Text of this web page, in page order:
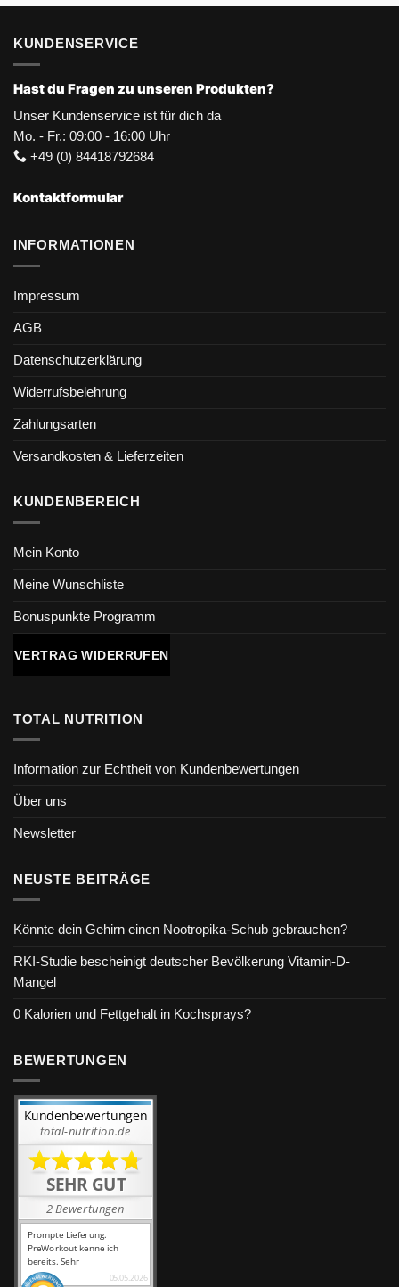
KUNDENSERVICE
Hast du Fragen zu unseren Produkten?
Unser Kundenservice ist für dich da
Mo. - Fr.: 09:00 - 16:00 Uhr
+49 (0) 84418792684
Kontaktformular
INFORMATIONEN
Impressum
AGB
Datenschutzerklärung
Widerrufsbelehrung
Zahlungsarten
Versandkosten & Lieferzeiten
KUNDENBEREICH
Mein Konto
Meine Wunschliste
Bonuspunkte Programm
VERTRAG WIDERRUFEN
TOTAL NUTRITION
Information zur Echtheit von Kundenbewertungen
Über uns
Newsletter
NEUSTE BEITRÄGE
Könnte dein Gehirn einen Nootropika-Schub gebrauchen?
RKI-Studie bescheinigt deutscher Bevölkerung Vitamin-D-
Mangel
0 Kalorien und Fettgehalt in Kochsprays?
BEWERTUNGEN